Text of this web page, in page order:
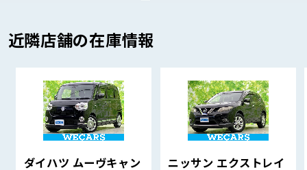
近隣店舗の在庫情報
ダイハツ ムーヴキャン
ニッサン エクストレイ